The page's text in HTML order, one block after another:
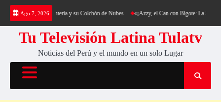
Saltar
contenido
Ago 7, 2026
al Cerro Cantería y su Colchón de Nubes «¡Azzy, el Can con Bigote: La Sensación
Tu Televisión Latina Tulatv
Noticias del Perú y el mundo en un solo Lugar